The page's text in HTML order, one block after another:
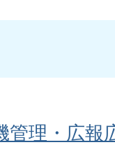
管理・広報